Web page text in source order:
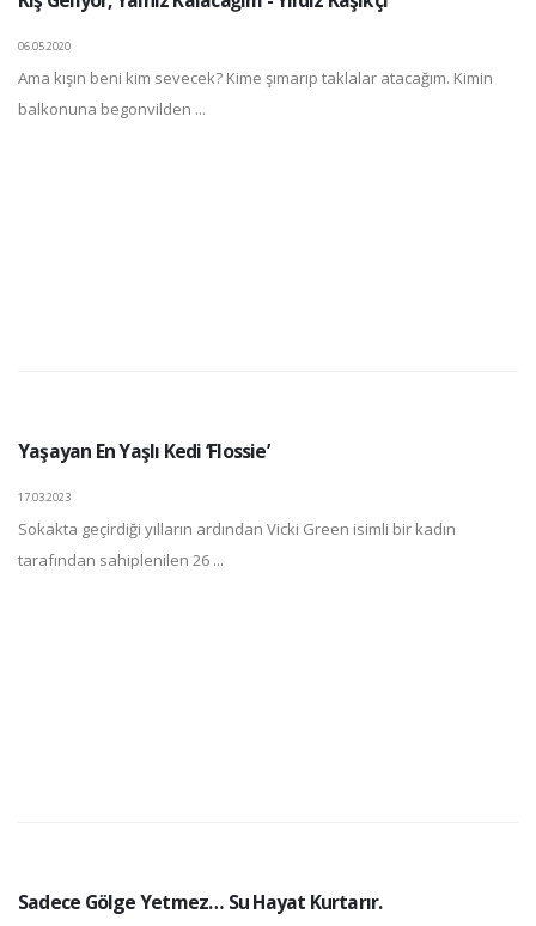
06.05.2020
Ama kışın beni kim sevecek? Kime şımarıp taklalar atacağım. Kimin
balkonuna begonvilden ...
Yaşayan En Yaşlı Kedi ‘Flossie’
17.03.2023
Sokakta geçirdiği yılların ardından Vicki Green isimli bir kadın
tarafından sahiplenilen 26 ...
Sadece Gölge Yetmez… Su Hayat Kurtarır.